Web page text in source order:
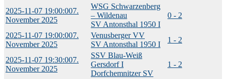
2025-11-07 19:00:007.
November 2025
WSG Schwarzenberg
– Wildenau
SV Antonsthal 1950 I
0 - 2
2025-11-07 19:00:007.
November 2025
Venusberger VV
SV Antonsthal 1950 I
1 - 2
2025-11-07 19:30:007.
November 2025
SSV Blau-Weiß
Gersdorf I
Dorfchemnitzer SV
1 - 2